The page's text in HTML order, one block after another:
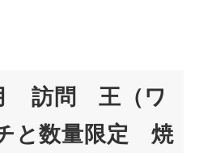
訪問 王（ワ
と数量限定 焼